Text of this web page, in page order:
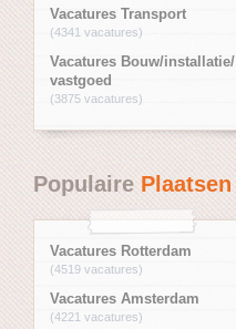
Vacatures Transport
(4341 vacatures)
Vacatures Bouw/installatie/
vastgoed
(3875 vacatures)
PopulairePlaatsen
Vacatures Rotterdam
(4519 vacatures)
Vacatures Amsterdam
(4221 vacatures)